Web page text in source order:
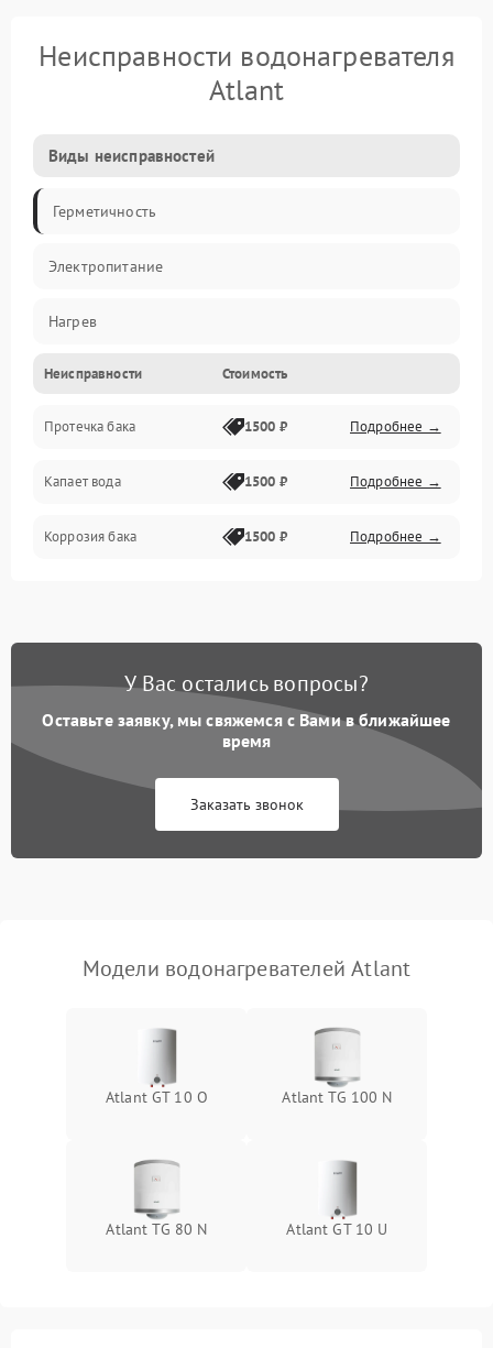
Неисправности водонагревателя
Atlant
Виды неисправностей
Герметичность
Электропитание
Нагрев
Датчики
Механика
Неисправности Стоимость
Протечка бака 1500 ₽ Подробнее →
Капает вода 1500 ₽ Подробнее →
Коррозия бака 1500 ₽ Подробнее →
У Вас остались вопросы?
Оставьте заявку, мы свяжемся с Вами в ближайшее
время
Заказать звонок
Модели водонагревателей Atlant
Atlant GT 10 O Atlant TG 100 N
Atlant TG 80 N Atlant GT 10 U